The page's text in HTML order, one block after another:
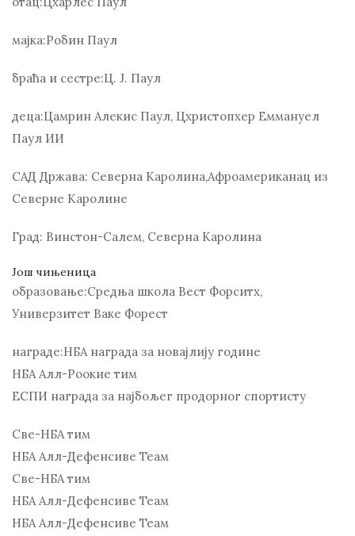
мајка:Робин Паул
браћа и сестре:Ц. Ј. Паул
деца:Цамрин Алекис Паул, Цхристопхер Еммануел
Паул ИИ
САД Држава: Северна Каролина,Афроамериканац из
Северне Каролине
Град: Винстон-Салем, Северна Каролина
Још чињеница
образовање:Средња школа Вест Форситх,
Универзитет Ваке Форест
награде:НБА награда за новајлију године
НБА Алл-Роокие тим
ЕСПИ награда за најбољег продорног спортисту
Све-НБА тим
НБА Алл-Дефенсиве Теам
Све-НБА тим
НБА Алл-Дефенсиве Теам
НБА Алл-Дефенсиве Теам